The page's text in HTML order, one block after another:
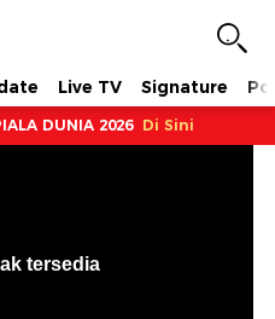
Live TV Signature
DUNIA 2026 Di Sini
tersedia